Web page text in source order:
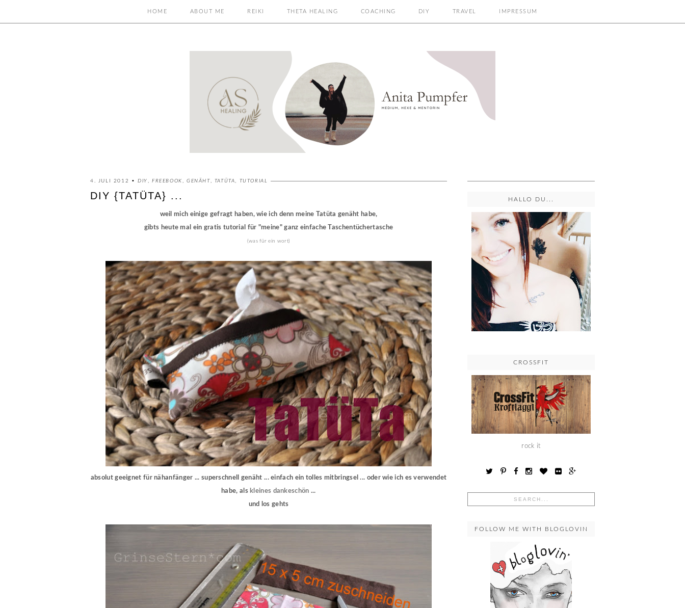
HOME ABOUT ME REIKI THETA HEALING COACHING DIY TRAVEL IMPRESSUM
4. JULI 2012 • DIY ,FREEBOOK ,GENÄHT, TATÜTA, TUTORIAL
DIY {TATÜTA} ...
weil mich einige gefragt haben, wie ich denn meine Tatüta genäht habe,
gibts heute mal ein gratis tutorial für "meine" ganz einfache Taschentüchertasche
(was für ein wort)
absolut geeignet für nähanfänger ... superschnell genäht ... einfach ein tolles mitbringsel ... oder wie ich es verwendet
habe, als kleines dankeschön ...
und los gehts
HALLO DU...
CROSSFIT
rock it
FOLLOW ME WITH BLOGLOVIN